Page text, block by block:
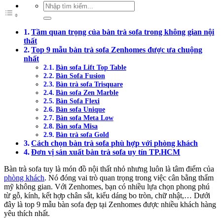
Tìm
kiếm:
Tầm quan trọng của bàn trà sofa trong không gian nội
thất
Top 9 mẫu bàn trà sofa Zenhomes được ưa chuộng
nhất
Bàn sofa Lift Top Table
Bàn Sofa Fusion
Bàn trà sofa Trisquare
Bàn sofa Zen Marble
Bàn Sofa Flexi
Bàn sofa Unique
Bàn sofa Meta Low
Bàn sofa Misa
Bàn trà sofa Gold
Cách chọn bàn trà sofa phù hợp với phòng khách
Đơn vị sản xuất bàn trà sofa uy tín TP.HCM
Bàn trà sofa tuy là món đồ nội thất nhỏ nhưng luôn là tâm điểm của
phòng khách. Nó đóng vai trò quan trọng trong việc cân bằng thẩm
mỹ không gian. Với Zenhomes, bạn có nhiều lựa chọn phong phú
từ gỗ, kính, kết hợp chân sắt, kiểu dáng bo tròn, chữ nhật,… Dưới
đây là top 9 mẫu bàn sofa đẹp tại Zenhomes được nhiều khách hàng
yêu thích nhất.